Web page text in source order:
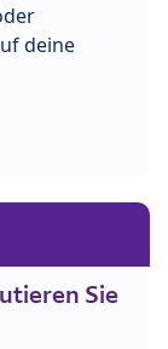
deine
Sie